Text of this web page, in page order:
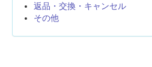
返品・交換・キャンセル
その他